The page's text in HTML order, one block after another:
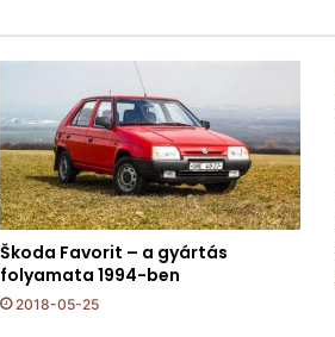
Škoda Favorit – a gyártás
folyamata 1994-ben
2018-05-25